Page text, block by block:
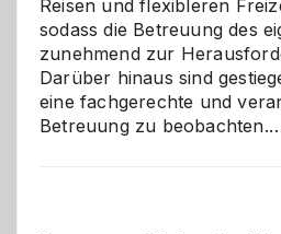
Reisen und flexibleren
sodass die Betreuung des
zunehmend zur
Darüber hinaus sind
eine fachgerechte und
Betreuung zu